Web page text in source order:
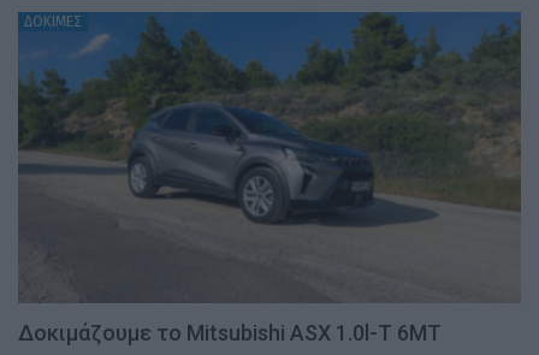
ΔΟΚΙΜΕΣ
Δοκιμάζουμε το Mitsubishi ASX 1.0l-T 6MT